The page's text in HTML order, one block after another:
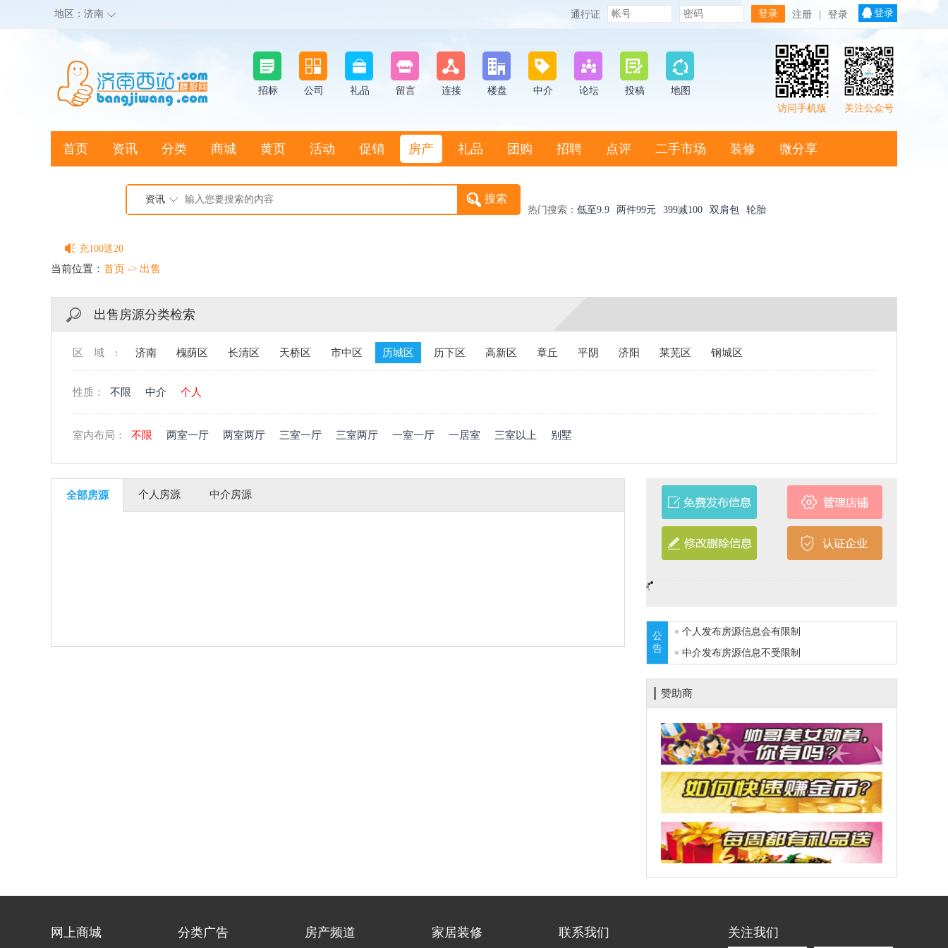
地区： 济南 通行证 注册 登录 登录
招标 公司 礼品 留言 连接 楼盘 中介 论坛 投稿
地图
关注公众号
访问手机版
首页 资讯 分类 商城 黄页 活动 促销 房产 礼品 团购 招聘 点评 二手市场 装修 微分享
资讯
热门搜索： 低至9.9 两件99元 399减100 双肩包 轮胎
棒极网点卡充值请联系客服
充100送20
当前位置： 首页 -> 出售
出售房源分类检索
区域: 济南 槐荫区 长清区 天桥区 市中区 历城区 历下区 高新区 章丘 平阴 济阳 莱芜区 钢城区
性质： 不限 中介 个人
室内布局： 不限 两室一厅 两室两厅 三室一厅 三室两厅 一室一厅 一居室 三室以上 别墅
全部房源 个人房源 中介房源
公
告
个人发布房源信息会有限制
中介发布房源信息不受限制
赞助商
网上商城 分类广告 房产频道 家居装修 联系我们 关注我们